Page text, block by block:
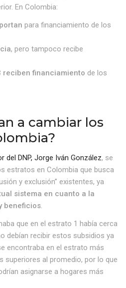
En Colombia:
para financiamiento de los
, pero tampoco recibe
reciben financiamiento de los
a cambiar los
del DNP, Jorge Iván González, se
estratos en Colombia que busca
y exclusión” existentes, ya
sistema en cuanto a la
beneficios.
que en el estrato 1 había cerca
debían recibir estos subsidios ya
encontraba en el estrato más
superiores al promedio, por lo que
asignarse a hogares más